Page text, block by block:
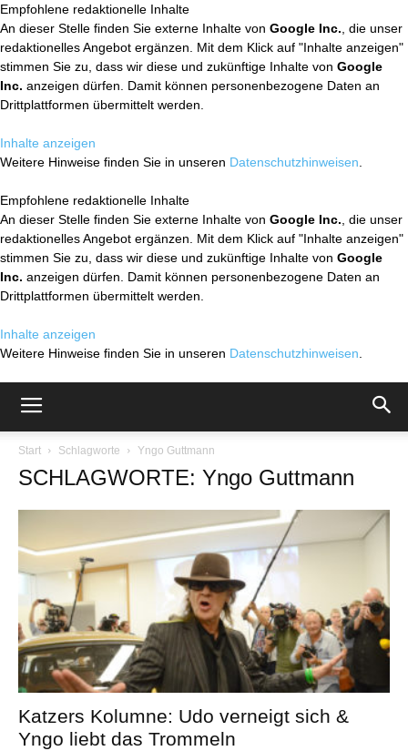
Empfohlene redaktionelle Inhalte
An dieser Stelle finden Sie externe Inhalte von Google Inc. , die unser
redaktionelles Angebot ergänzen. Mit dem Klick auf "Inhalte anzeigen"
stimmen Sie zu, dass wir diese und zukünftige Inhalte von Google
Inc. anzeigen dürfen. Damit können personenbezogene Daten an
Drittplattformen übermittelt werden.
Inhalte anzeigen
Weitere Hinweise finden Sie in unseren Datenschutzhinweisen
Empfohlene redaktionelle Inhalte
An dieser Stelle finden Sie externe Inhalte von Google Inc. , die unser
redaktionelles Angebot ergänzen. Mit dem Klick auf "Inhalte anzeigen"
stimmen Sie zu, dass wir diese und zukünftige Inhalte von Google
Inc. anzeigen dürfen. Damit können personenbezogene Daten an
Drittplattformen übermittelt werden.
Inhalte anzeigen
Weitere Hinweise finden Sie in unseren Datenschutzhinweisen
Start Schlagworte Yngo Guttmann
SCHLAGWORTE: Yngo Guttmann
Katzers Kolumne: Udo verneigt sich &
Yngo liebt das Trommeln